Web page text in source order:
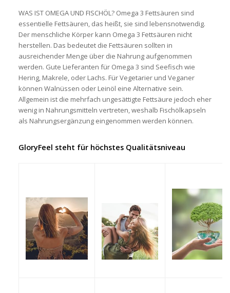
WAS IST OMEGA UND FISCHÖL? Omega 3 Fettsäuren sind
essentielle Fettsäuren, das heißt, sie sind lebensnotwendig.
Der menschliche Körper kann Omega 3 Fettsäuren nicht
herstellen. Das bedeutet die Fettsäuren sollten in
ausreichender Menge über die Nahrung aufgenommen
werden. Gute Lieferanten für Omega 3 sind Seefisch wie
Hering, Makrele, oder Lachs. Für Vegetarier und Veganer
können Walnüssen oder Leinöl eine Alternative sein.
Allgemein ist die mehrfach ungesättigte Fettsäure jedoch eher
wenig in Nahrungsmitteln vertreten, weshalb Fischölkapseln
als Nahrungsergänzung eingenommen werden können.
GloryFeel steht für höchstes Qualitätsniveau